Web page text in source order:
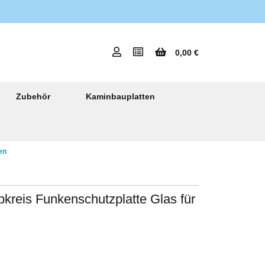
0,00 €
Zubehör Kaminbauplatten
Funkenschutzplatte Glas für